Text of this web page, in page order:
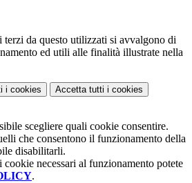
terzi da questo utilizzati si avvalgono di
ed utili alle finalità illustrate nella
i cookies Accetta tutti i cookies
scegliere quali cookie consentire.
che consentono il funzionamento della
disabilitarli.
cookie necessari al funzionamento potete
.